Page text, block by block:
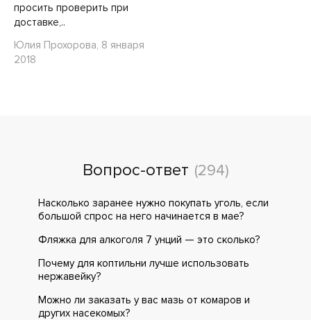
просить проверить при
доставке,..
Юлия Прохорова, 8 января
2018
Вопрос-ответ (294)
Насколько заранее нужно покупать уголь, если
большой спрос на него начинается в мае?
Фляжка для алкоголя 7 унций — это сколько?
Почему для коптильни лучше использовать
нержавейку?
Можно ли заказать у вас мазь от комаров и
других насекомых?